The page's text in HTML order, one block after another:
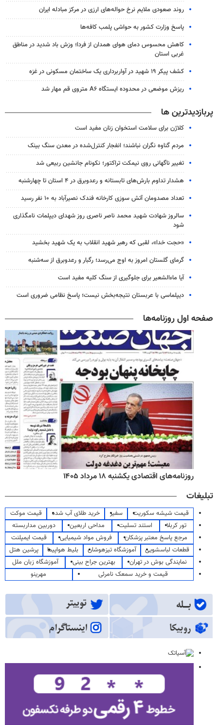
روند صعودی ملایم نرخ حواله‌های ارزی در مرکز مبادله ایران
پاسخ وزارت کشور به حواشی پلمب کافه‌ها
کاهش محسوس دمای هوای همدان از فردا؛ وزش باد شدید در مناطق
غربی استان
کشف پیکر ۱۹ شهید در آواربرداری یک ساختمان مسکونی در غزه
ریزش موضعی در محدوده ایستگاه A۶ متروی قم مهار شد
پربازدیدترین ها
کلاژن برای سلامت استخوان زنان مفید است
مردم گناوه نگران نباشند؛ انفجار کنترل‌شده در معدن سنگ بینک
تغییر ناگهانی روی نیمکت تراکتور؛ نکونام جانشین ربیعی شد
هشدار تداوم بارش‌های تابستانه و رعدوبرق در ۴ استان تا چهارشنبه
تعداد مصدومان آتش سوزی کارخانه فندک نصیرآباد به ۱۰ نفر رسید
سالروز شهادت شهید محمد ناصر ناصری روز شهدای دیپلمات نامگذاری
شود
«حجت خدا»، لقبی که رهبر شهید انقلاب به یک شهید بخشید
گرمای گلستان امروز به اوج می‌رسد؛ رگبار و رعدوبرق از سه‌شنبه
آیا ماءالشعیر برای جلوگیری از سنگ کلیه مفید است
دیپلماسی با عربستان نتیجه‌بخش نیست؛ پاسخ نظامی ضروری است
صفحه اول روزنامه‌ها
روزنامه‌های اقتصادی یکشنبه ۱۸ مرداد ۱۴۰۵
تبلیغات
قیمت شیشه سکوریت سفیر خرید طلای آب شده
قیمت موکت
تور کربلا
استند تسلیت مداحی اربعین
دوربین مداربسته
مرجع پاسخ معتبر پزشکان
فروش مواد شیمیایی
قیمت ایمپلنت
قطعات لباسشویی
آموزشگاه تیزهوشان بلیط هواپیما
پرشین هتل
نمایندگی بوش در تهران
بهترین جراح بینی
آموزشگاه زبان ملل
قیمت و خرید سمعک نامرئی
مهرینو